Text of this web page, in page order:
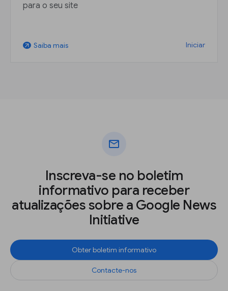
para o seu site
arrow_outward Saiba mais Iniciar
mail
Inscreva-se no boletim
informativo para receber
atualizações sobre a Google News
Initiative
Obter boletim informativo
Contacte-nos